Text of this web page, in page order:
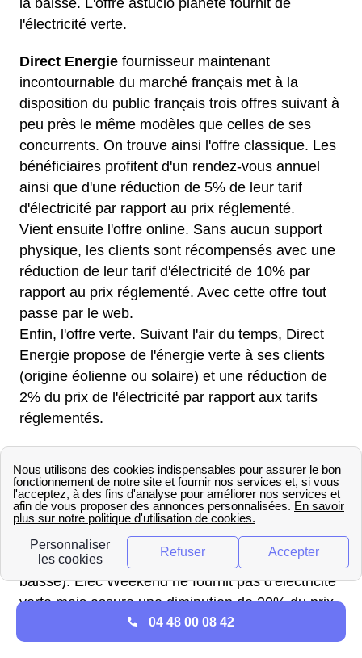
la baisse. L'offre astucio planete fournit de
l'électricité verte.
Direct Energie fournisseur maintenant
incontournable du marché français met à la
disposition du public français trois offres suivant à
peu près le même modèles que celles de ses
concurrents. On trouve ainsi l'offre classique. Les
bénéficiaires profitent d'un rendez-vous annuel
ainsi que d'une réduction de 5% de leur tarif
d'électricité par rapport au prix réglementé.
Vient ensuite l'offre online. Sans aucun support
physique, les clients sont récompensés avec une
réduction de leur tarif d'électricité de 10% par
rapport au prix réglementé. Avec cette offre tout
passe par le web.
Enfin, l'offre verte. Suivant l'air du temps, Direct
Energie propose de l'énergie verte à ses clients
(origine éolienne ou solaire) et une réduction de
2% du prix de l'électricité par rapport aux tarifs
réglementés.
aussi des offres d'électricité. L'offre est plus
restreinte mais tout aussi correcte. Vous avez le
choix entre Elec Ajust et Elec Weekend. Elec
Ajust vous fournit de l'électricité verte avec un prix
fixe sur une durée de trois ans (prix révisable à la
baisse). Elec Weekend ne fournit pas d'électricité
verte mais assure une diminution de 30% du prix
de l'électricité pendant le weekend.
04 48 00 08 42